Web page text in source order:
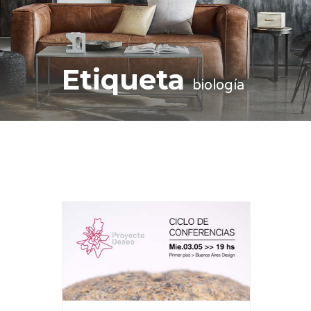
Etiquetabiología